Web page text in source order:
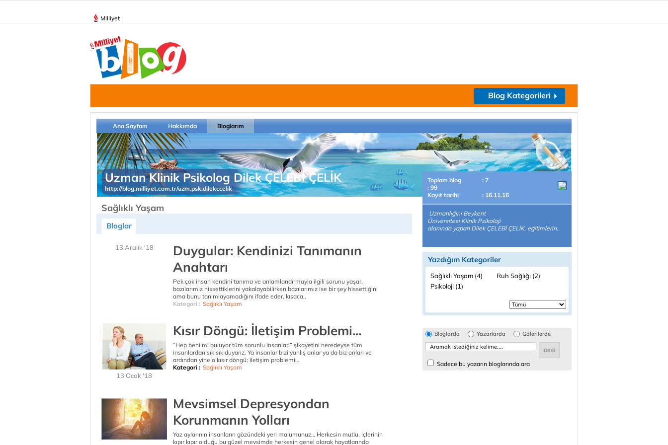
Milliyet
Blog Kategorileri
Ana Sayfam Hakkımda Bloglarım
Uzman Klinik Psikolog Dilek ÇELEBİ ÇELİK
http://blog.milliyet.com.tr/uzm.psk.dilekccelik
Sağlıklı Yaşam
Bloglar
13 Aralık '18
Duygular: Kendinizi Tanımanın
Anahtarı
Pek çok insan kendini tanıma ve anlamlandırmayla ilgili sorunu yaşar.
bazılarımız hissettiklerini yakalayabilirken bazılarımız ise bir şey hissettiğini
ama bunu tanımlayamadığını ifade eder. kısaca..
Kategori : Sağlıklı Yaşam
13 Ocak '18
Kısır Döngü: İletişim Problemi...
“Hep beni mi buluyor tüm sorunlu insanlar!” şikayetini neredeyse tüm
insanlardan sık sık duyarız. Ya insanlar bizi yanlış anlar ya da biz onları ve
ardından yine o kısır döngü; iletişim problemi…
Kategori : Sağlıklı Yaşam
Mevsimsel Depresyondan
Korunmanın Yolları
Yaz aylarının insanların gözündeki yeri malumunuz… Herkesin mutlu, içlerinin
kıpır kıpır olduğu bu güzel mevsimde herkesin genel olarak hayatlarında
Toplam blog
: 7
: 99
Kayıt tarihi
: 16.11.16
Uzmanlığını Beykent
Üniversitesi Klinik Psikoloji
alanında yapan Dilek ÇELEBİ ÇELİK, eğitimlerin..
Yazdığım Kategoriler
Sağlıklı Yaşam (4)
Ruh Sağlığı (2)
Psikoloji (1)
Bloglarda Yazarlarda Galerilerde
Sadece bu yazarın bloglarında ara